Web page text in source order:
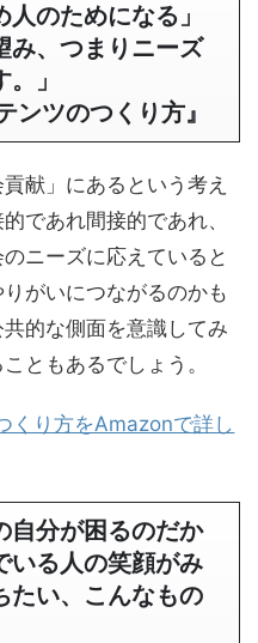
のためになる」
み、つまりニーズ
」
ツのつくり方』
献」にあるという考え
であれ間接的であれ、
ニーズに応えていると
がいにつながるのかも
的な側面を意識してみ
ともあるでしょう。
くり方をAmazonで詳し
自分が困るのだか
いる人の笑顔がみ
たい、こんなもの